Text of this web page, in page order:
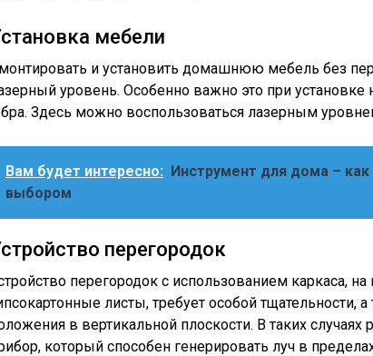
мебели
и установить домашнюю мебель без
уровень. Особенно важно это при установке
Здесь можно воспользоваться лазерным
Вам будет интересно: Инструмент для дома –
выбором
перегородок
перегородок с использованием каркаса,
листы, требует особой тщательности,
в вертикальной плоскости. В таких случаях
который способен генерировать луч в